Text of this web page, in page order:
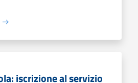
iscrizione al servizio